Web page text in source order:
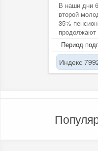
В наши дни
второй
35%
продолжают
поддержать
сохранить...
Период
Индекс